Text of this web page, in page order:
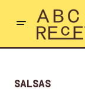
SALSAS